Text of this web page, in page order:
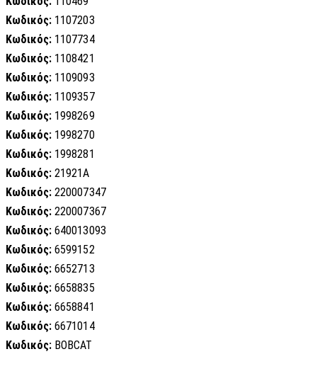
Κωδικός: 1107203
Κωδικός: 1107734
Κωδικός: 1108421
Κωδικός: 1109093
Κωδικός: 1109357
Κωδικός: 1998269
Κωδικός: 1998270
Κωδικός: 1998281
Κωδικός: 21921A
Κωδικός: 220007347
Κωδικός: 220007367
Κωδικός: 640013093
Κωδικός: 6599152
Κωδικός: 6652713
Κωδικός: 6658835
Κωδικός: 6658841
Κωδικός: 6671014
Κωδικός: BOBCAT